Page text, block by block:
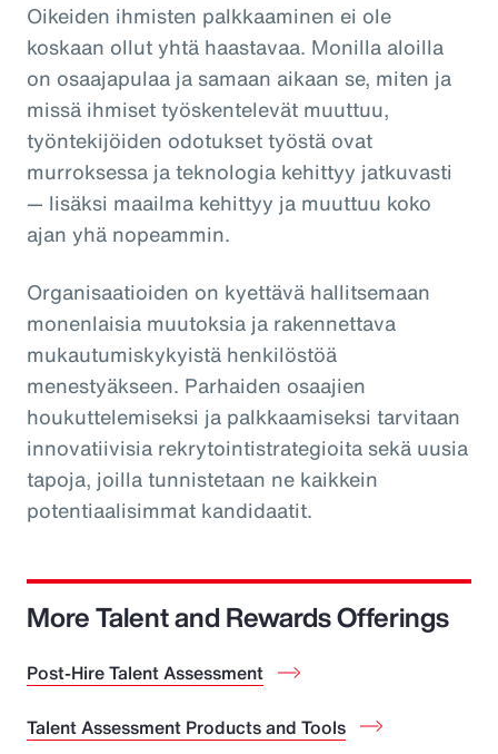
Oikeiden ihmisten palkkaaminen ei ole
koskaan ollut yhtä haastavaa. Monilla aloilla
on osaajapulaa ja samaan aikaan se, miten ja
missä ihmiset työskentelevät muuttuu,
työntekijöiden odotukset työstä ovat
murroksessa ja teknologia kehittyy jatkuvasti
— lisäksi maailma kehittyy ja muuttuu koko
ajan yhä nopeammin.
Organisaatioiden on kyettävä hallitsemaan
monenlaisia muutoksia ja rakennettava
mukautumiskykyistä henkilöstöä
menestyäkseen. Parhaiden osaajien
houkuttelemiseksi ja palkkaamiseksi tarvitaan
innovatiivisia rekrytointistrategioita sekä uusia
tapoja, joilla tunnistetaan ne kaikkein
potentiaalisimmat kandidaatit.
More Talent and Rewards Offerings
Post-Hire Talent Assessment
Talent Assessment Products and Tools